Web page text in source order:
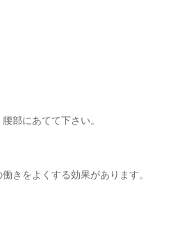
部にあてて下さい。
きをよくする効果があります。